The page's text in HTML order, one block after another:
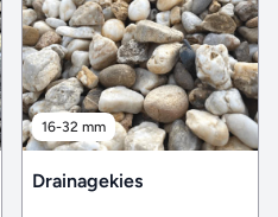
16-32 mm
Drainagekies